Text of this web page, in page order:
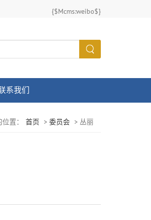
{$Mcms:weibo$}
系我们
置： 首页 > 委员会 > 丛丽